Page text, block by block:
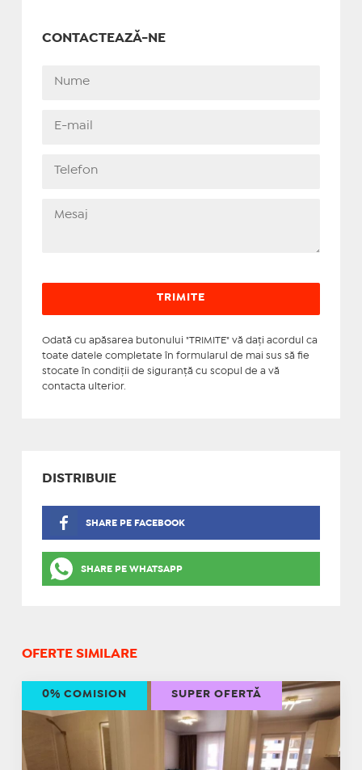
CONTACTEAZĂ-NE
Odată cu apăsarea butonului "TRIMITE" vă daţi acordul ca
toate datele completate în formularul de mai sus să fie
stocate în condiţii de siguranţă cu scopul de a vă
contacta ulterior.
DISTRIBUIE
SHARE PE FACEBOOK
SHARE PE WHATSAPP
OFERTE SIMILARE
0% COMISION SUPER OFERTĂ